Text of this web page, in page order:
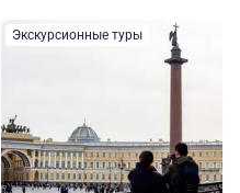
Экскурсионные туры